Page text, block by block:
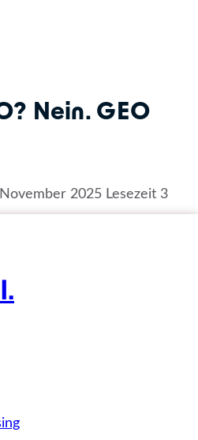
Nein. GEO
2025 Lesezeit 3
zählt. Für
Wer sich mit
kommt an